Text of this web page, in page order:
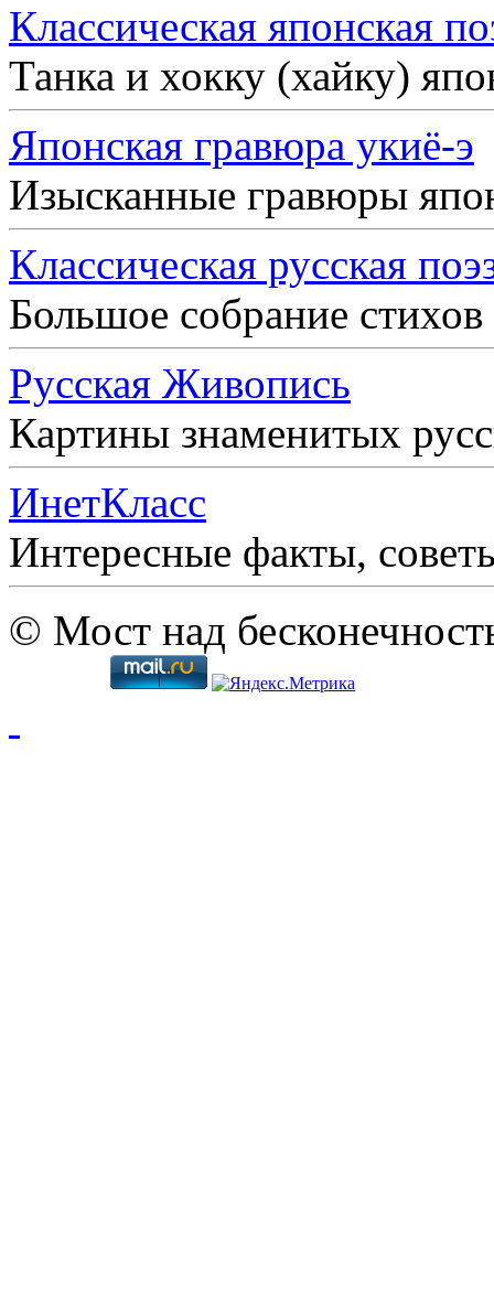
Классическая японская
Танка и хокку (хайку)
Японская гравюра укиё-э
Изысканные гравюры
Классическая русская
Большое собрание
Русская Живопись
Картины знаменитых
ИнетКласс
Интересные факты,
© Мост над